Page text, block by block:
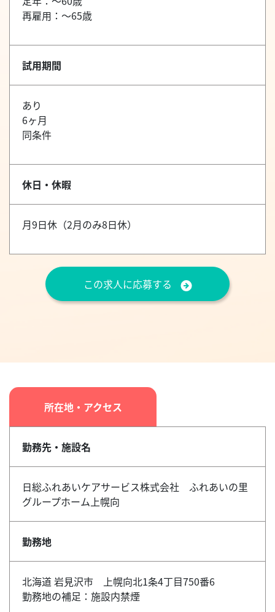
再雇用：～65歳
試用期間
あり
6ヶ月
同条件
休日・休暇
月9日休（2月のみ8日休）
この求人に応募する
所在地・アクセス
勤務先・施設名
日総ふれあいケアサービス株式会社 ふれあいの里
グループホーム上幌向
勤務地
北海道 岩見沢市 上幌向北1条4丁目750番6
勤務地の補足：施設内禁煙